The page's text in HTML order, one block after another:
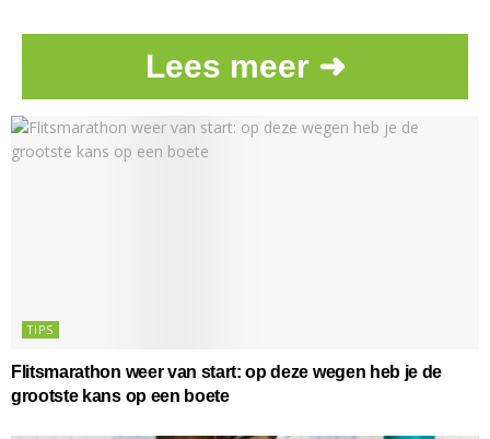
Lees meer ➜
TIPS
Flitsmarathon weer van start: op deze wegen heb je de
grootste kans op een boete